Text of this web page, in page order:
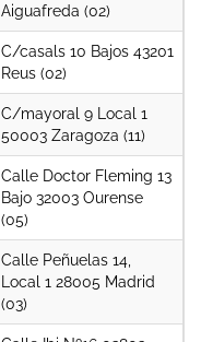
Aiguafreda (02)
C/casals 10 Bajos 43201
Reus (02)
C/mayoral 9 Local 1
50003 Zaragoza (11)
Calle Doctor Fleming 13
Bajo 32003 Ourense
(05)
Calle Peñuelas 14,
Local 1 28005 Madrid
(03)